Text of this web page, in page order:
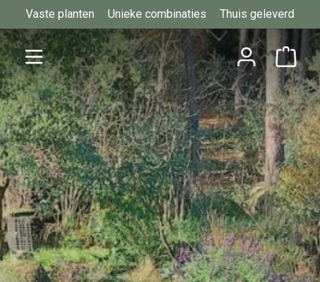
Ga naar de hoofdinhoud
Vaste planten Unieke combinaties Thuis geleverd